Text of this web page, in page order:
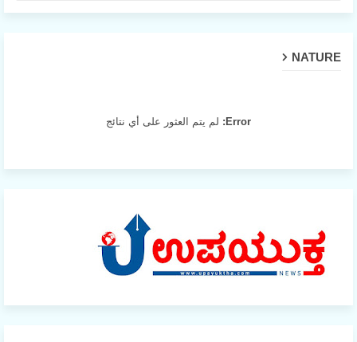
NATURE
Error: لم يتم العثور على أي نتائج